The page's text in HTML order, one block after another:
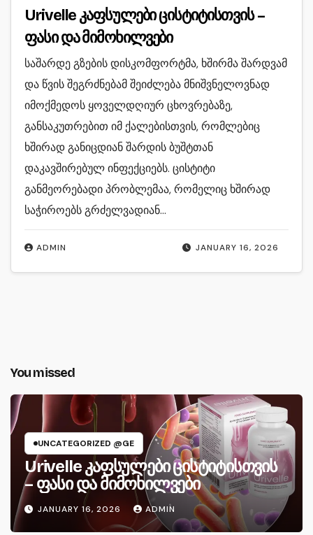
Urivelle კაფსულები ცისტიტისთვის –
ფასი და მიმოხილვები
JANUARY 16, 2026
ADMIN
საშარდე გზების დისკომფორტმა, ხშირმა შარდვამ
და წვის შეგრძნებამ შეიძლება მნიშვნელოვნად
იმოქმედოს ყოველდღიურ ცხოვრებაზე,
განსაკუთრებით იმ ქალებისთვის, რომლებიც
ხშირად განიცდიან შარდის ბუშტთან
დაკავშირებულ ინფექციებს. ცისტიტი
განმეორებადი პრობლემაა, რომელიც ხშირად
საჭიროებს გრძელვადიან…
You missed
UNCATEGORIZED @GE
Urivelle კაფსულები ცისტიტისთვის
– ფასი და მიმოხილვები
JANUARY 16, 2026 ADMIN